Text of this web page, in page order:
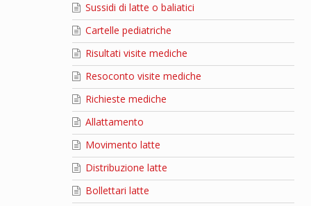
Sussidi di latte o baliatici
Cartelle pediatriche
Risultati visite mediche
Resoconto visite mediche
Richieste mediche
Allattamento
Movimento latte
Distribuzione latte
Bollettari latte